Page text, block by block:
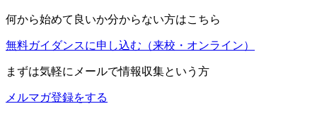
何から始めて良いか分からない方はこちら
無料ガイダンスに申し込む （来校・オンライン）
まずは気軽にメールで情報収集という方
メルマガ登録をする